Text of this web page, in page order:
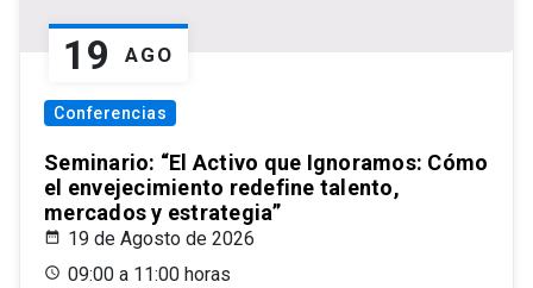
19 AGO
Conferencias
Seminario: “El Activo que Ignoramos: Cómo
el envejecimiento redefine talento,
mercados y estrategia”
19 de Agosto de 2026
09:00 a 11:00 horas